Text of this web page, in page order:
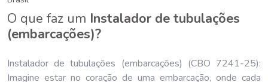
O que faz um Instalador de tubulações
(embarcações)?
Instalador de tubulações (embarcações) (CBO 7241-25):
Imagine estar no coração de uma embarcação, onde cada